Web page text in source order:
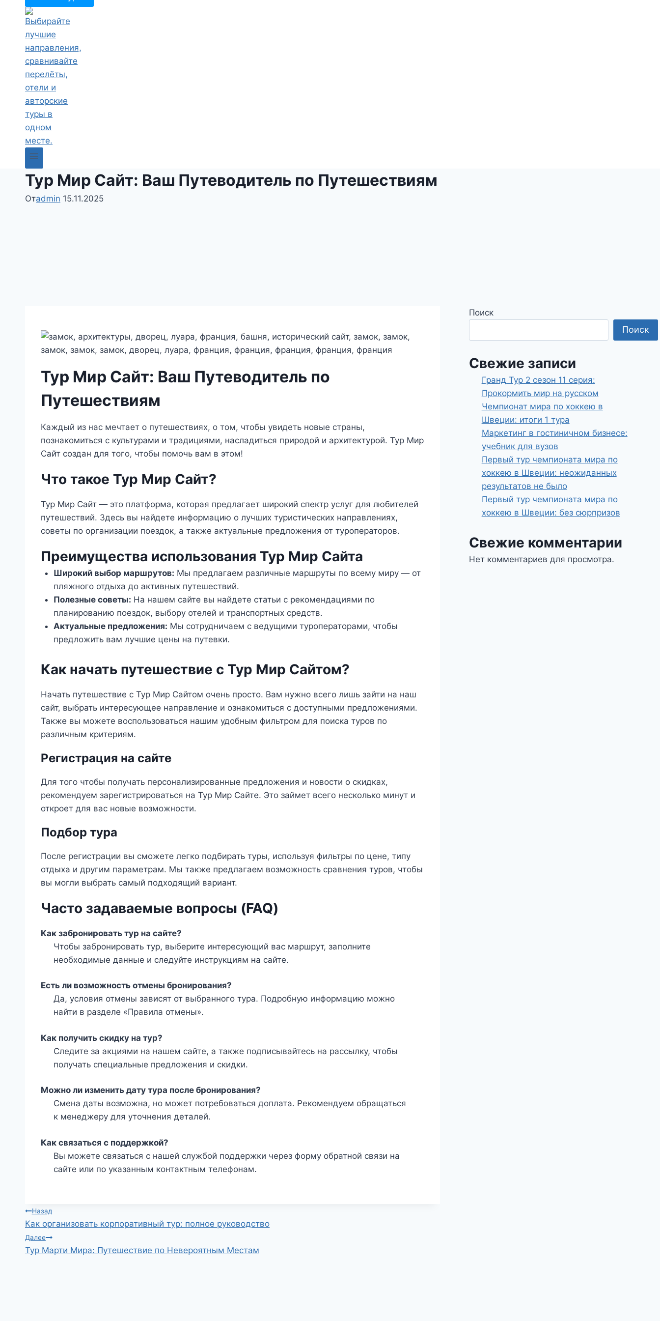
Тур Мир Сайт: Ваш Путеводитель по Путешествиям
Отadmin 15.11.2025
Тур Мир Сайт: Ваш Путеводитель по
Путешествиям
Каждый из нас мечтает о путешествиях, о том, чтобы увидеть новые страны,
познакомиться с культурами и традициями, насладиться природой и архитектурой. Тур Мир
Сайт создан для того, чтобы помочь вам в этом!
Что такое Тур Мир Сайт?
Тур Мир Сайт — это платформа, которая предлагает широкий спектр услуг для любителей
путешествий. Здесь вы найдете информацию о лучших туристических направлениях,
советы по организации поездок, а также актуальные предложения от туроператоров.
Преимущества использования Тур Мир Сайта
Широкий выбор маршрутов: Мы предлагаем различные маршруты по всему миру — от
пляжного отдыха до активных путешествий.
Полезные советы: На нашем сайте вы найдете статьи с рекомендациями по
планированию поездок, выбору отелей и транспортных средств.
Актуальные предложения: Мы сотрудничаем с ведущими туроператорами, чтобы
предложить вам лучшие цены на путевки.
Как начать путешествие с Тур Мир Сайтом?
Начать путешествие с Тур Мир Сайтом очень просто. Вам нужно всего лишь зайти на наш
сайт, выбрать интересующее направление и ознакомиться с доступными предложениями.
Также вы можете воспользоваться нашим удобным фильтром для поиска туров по
различным критериям.
Регистрация на сайте
Для того чтобы получать персонализированные предложения и новости о скидках,
рекомендуем зарегистрироваться на Тур Мир Сайте. Это займет всего несколько минут и
откроет для вас новые возможности.
Подбор тура
После регистрации вы сможете легко подбирать туры, используя фильтры по цене, типу
отдыха и другим параметрам. Мы также предлагаем возможность сравнения туров, чтобы
вы могли выбрать самый подходящий вариант.
Часто задаваемые вопросы (FAQ)
Как забронировать тур на сайте?
Чтобы забронировать тур, выберите интересующий вас маршрут, заполните
необходимые данные и следуйте инструкциям на сайте.
Есть ли возможность отмены бронирования?
Да, условия отмены зависят от выбранного тура. Подробную информацию можно
найти в разделе «Правила отмены».
Как получить скидку на тур?
Следите за акциями на нашем сайте, а также подписывайтесь на рассылку, чтобы
получать специальные предложения и скидки.
Можно ли изменить дату тура после бронирования?
Смена даты возможна, но может потребоваться доплата. Рекомендуем обращаться
к менеджеру для уточнения деталей.
Как связаться с поддержкой?
Вы можете связаться с нашей службой поддержки через форму обратной связи на
сайте или по указанным контактным телефонам.
Навигация
по
записям
Назад
Как организовать корпоративный тур: полное руководство
Далее
Тур Марти Мира: Путешествие по Невероятным Местам
Поиск
Поиск
Свежие записи
Гранд Тур 2 сезон 11 серия:
Прокормить мир на русском
Чемпионат мира по хоккею в
Швеции: итоги 1 тура
Маркетинг в гостиничном бизнесе:
учебник для вузов
Первый тур чемпионата мира по
хоккею в Швеции: неожиданных
результатов не было
Первый тур чемпионата мира по
хоккею в Швеции: без сюрпризов
Свежие комментарии
Нет комментариев для просмотра.